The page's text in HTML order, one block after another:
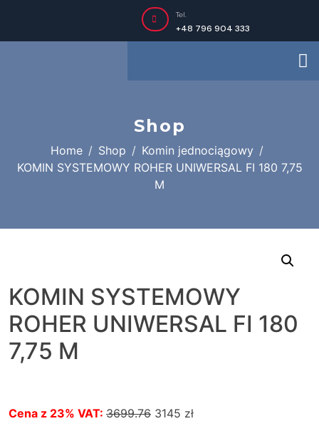
+48 796 904 333
Tel.
Shop
Home Shop
Komin jednociągowy
KOMIN SYSTEMOWY ROHER UNIWERSAL FI 180 7,75
M
KOMIN SYSTEMOWY
ROHER UNIWERSAL FI 180
7,75 M
Cena z 23% VAT: 3699.76 3145 zł